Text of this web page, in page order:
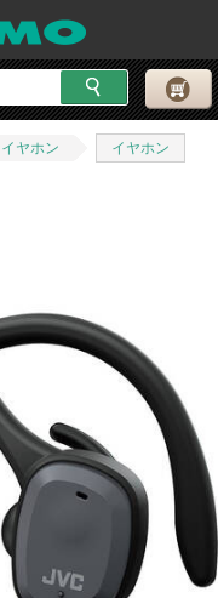
イヤホン イヤホン